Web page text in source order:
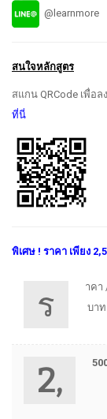
@learnmore
สนใจหลักสูตร
สแกน QRCode เพื่อ
ที่นี่
พิเศษ ! ราคา เพียง
ร
าคา
บาท
2,